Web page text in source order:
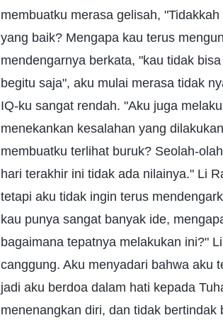
membuatku merasa gelisah,
yang baik? Mengapa kau terus
mendengarnya berkata, "kau tidak
begitu saja", aku mulai merasa tidak
IQ-ku sangat rendah. "Aku juga
menekankan kesalahan yang
membuatku terlihat buruk? Seolah-
hari terakhir ini tidak ada nilainya." Li
tetapi aku tidak ingin terus
kau punya sangat banyak ide,
bagaimana tepatnya melakukan ini?"
canggung. Aku menyadari bahwa aku
jadi aku berdoa dalam hati kepada
menenangkan diri, dan tidak